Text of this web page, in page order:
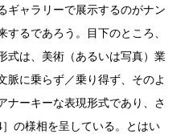
ギャラリーで展示するのがナン
るであろう。目下のところ、
式は、美術（あるいは写真）業
脈に乗らず／乗り得ず、そのよ
ナーキーな表現形式であり、さ
の様相を呈している。とはい